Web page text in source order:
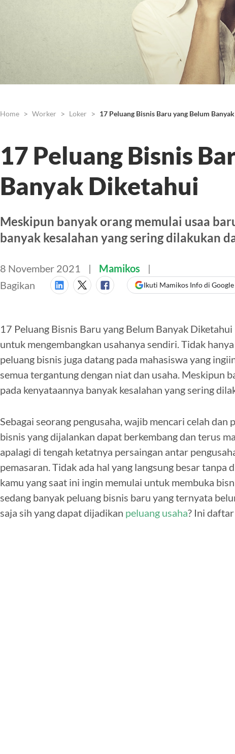
Home Worker Loker 17 Peluang Bisnis Baru yang Belum
17 Peluang Bisnis
Banyak Diketahui
Meskipun banyak orang memulai usaa
banyak kesalahan yang sering dilakukan
8 November 2021
Mamikos
Bagikan
Ikuti Mamikos Info di Google
17 Peluang Bisnis Baru yang Belum Banyak
untuk mengembangkan usahanya sendiri. Tidak
peluang bisnis juga datang pada mahasiswa yang
semua tergantung dengan niat dan usaha. Meskipun
pada kenyataannya banyak kesalahan yang sering
Sebagai seorang pengusaha, wajib mencari celah dan
bisnis yang dijalankan dapat berkembang dan terus
apalagi di tengah ketatnya persaingan antar
pemasaran. Tidak ada hal yang langsung besar tanpa
kamu yang saat ini ingin memulai untuk membuka
sedang banyak peluang bisnis baru yang ternyata
saja sih yang dapat dijadikan peluang usaha? Ini